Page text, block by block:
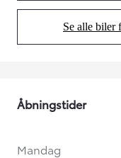
Se alle biler
Åbningstider
Mandag